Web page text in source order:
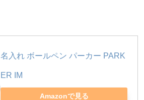
名入れ ボールペン パーカー PARK
ER IM
Amazonで見る